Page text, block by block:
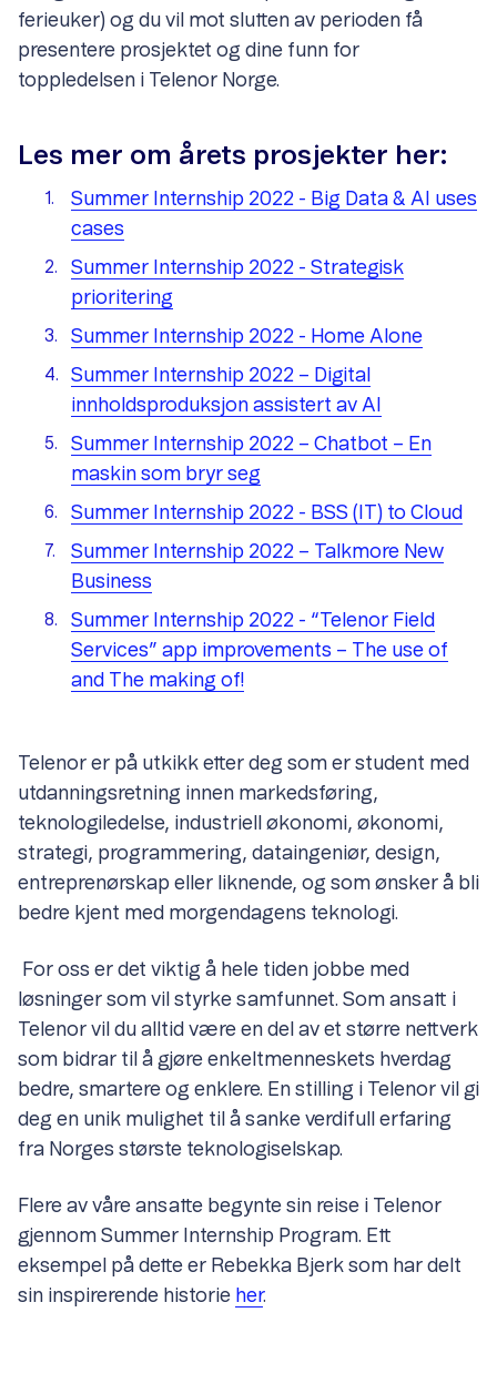
ferieuker) og du vil mot slutten av perioden få
presentere prosjektet og dine funn for
toppledelsen i Telenor Norge.
Les mer om årets prosjekter her:
Summer Internship 2022 - Big Data & AI uses
cases
Summer Internship 2022 - Strategisk
prioritering
Summer Internship 2022 - Home Alone
Summer Internship 2022 – Digital
innholdsproduksjon assistert av AI
Summer Internship 2022 – Chatbot – En
maskin som bryr seg
Summer Internship 2022 - BSS (IT) to Cloud
Summer Internship 2022 – Talkmore New
Business
Summer Internship 2022 - “Telenor Field
Services” app improvements – The use of
and The making of!
Telenor er på utkikk etter deg som er student med
utdanningsretning innen markedsføring,
teknologiledelse, industriell økonomi, økonomi,
strategi, programmering, dataingeniør, design,
entreprenørskap eller liknende, og som ønsker å bli
bedre kjent med morgendagens teknologi.
For oss er det viktig å hele tiden jobbe med
løsninger som vil styrke samfunnet. Som ansatt i
Telenor vil du alltid være en del av et større nettverk
som bidrar til å gjøre enkeltmenneskets hverdag
bedre, smartere og enklere. En stilling i Telenor vil gi
deg en unik mulighet til å sanke verdifull erfaring
fra Norges største teknologiselskap.
Flere av våre ansatte begynte sin reise i Telenor
gjennom Summer Internship Program. Ett
eksempel på dette er Rebekka Bjerk som har delt
sin inspirerende historie her.